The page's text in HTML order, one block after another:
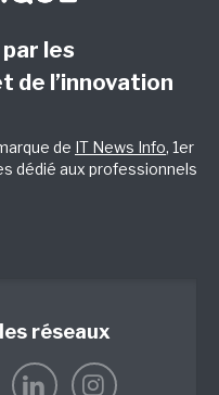
les
de l’innovation
de IT News Info, 1er
dédié aux professionnels
réseaux